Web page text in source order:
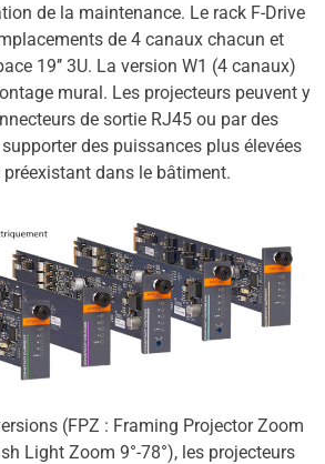
de la maintenance. Le rack F-Drive
de 4 canaux chacun et
19’’ 3U. La version W1 (4 canaux)
mural. Les projecteurs peuvent y
de sortie RJ45 ou par des
des puissances plus élevées
dans le bâtiment.
(FPZ : Framing Projector Zoom
Light Zoom 9°-78°), les projecteurs